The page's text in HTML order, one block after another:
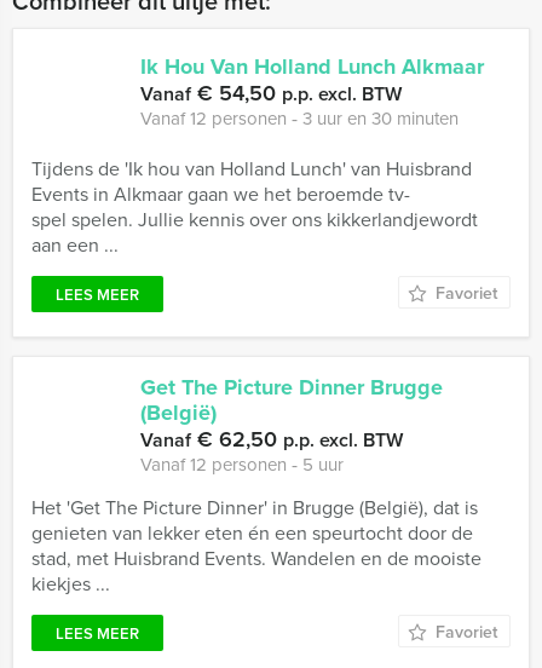
Ik Hou Van Holland Lunch Alkmaar
Vanaf€ 54,50 p.p. excl. BTW
Vanaf 12 personen ‐ 3 uur en 30 minuten
Tijdens de 'Ik hou van Holland Lunch' van Huisbrand
Events in Alkmaar gaan we het beroemde tv-
spel spelen. Jullie kennis over ons kikkerlandjewordt
aan een ...
LEES MEER Favoriet
Get The Picture Dinner Brugge
(België)
Vanaf€ 62,50 p.p. excl. BTW
Vanaf 12 personen ‐ 5 uur
Het 'Get The Picture Dinner' in Brugge (België), dat is
genieten van lekker eten én een speurtocht door de
stad, met Huisbrand Events. Wandelen en de mooiste
kiekjes ...
LEES MEER Favoriet